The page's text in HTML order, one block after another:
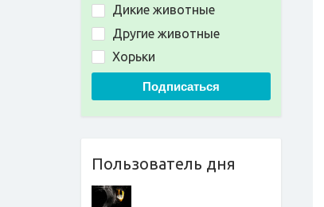
Дикие животные
Другие животные
Хорьки
Подписаться
Пользователь дня